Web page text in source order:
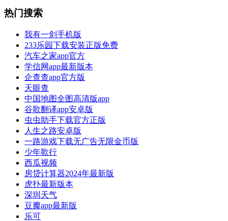
热门搜索
我有一剑手机版
233乐园下载安装正版免费
汽车之家app官方
学信网app最新版本
企查查app官方版
天眼查
中国地图全图高清版app
谷歌翻译app安卓版
虫虫助手下载官方正版
人生之路安卓版
一路游戏下载无广告无限金币版
少年歌行
西瓜视频
房贷计算器2024年最新版
虎扑最新版本
深圳天气
豆瓣app最新版
乐可